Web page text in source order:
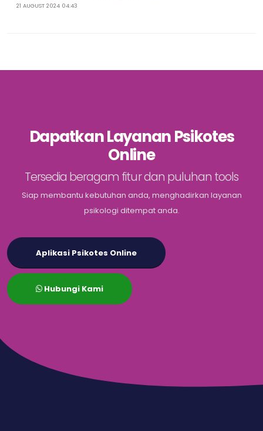
21 AUGUST 2024 04:43
Dapatkan Layanan Psikotes
Online
Tersedia beragam fitur dan puluhan tools
Siap membantu kebutuhan anda, menghadirkan layanan
psikologi ditempat anda.
Aplikasi Psikotes Online
Hubungi Kami